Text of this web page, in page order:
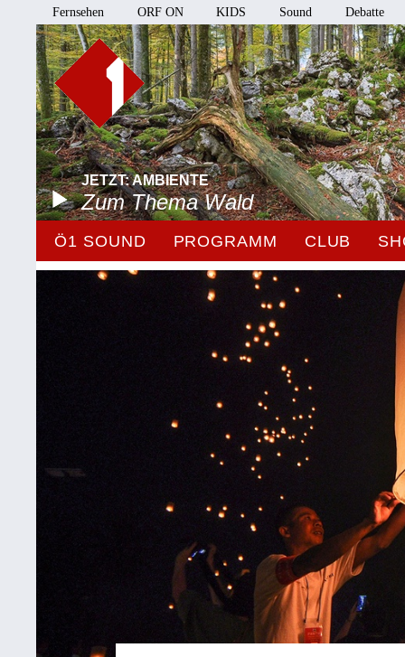
Fernsehen ORF ON KIDS Sound Debatte
JETZT: AMBIENTE
Zum Thema Wald
Ö1 SOUND PROGRAMM CLUB